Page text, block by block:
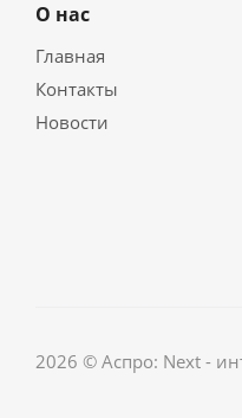
О нас
Главная
Контакты
Новости
2026 © Аспро: Next -